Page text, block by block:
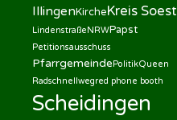
IllingenKircheKreis Soest
LindenstraßeNRWPapst
Petitionsausschuss
PfarrgemeindePolitikQueen
Radschnellwegred phone booth
Scheidingen